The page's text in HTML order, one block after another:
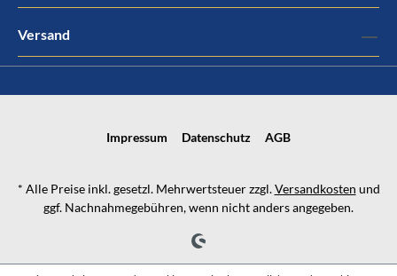
Versand
Impressum Datenschutz AGB
* Alle Preise inkl. gesetzl. Mehrwertsteuer zzgl.Versandkosten und
ggf. Nachnahmegebühren, wenn nicht anders angegeben.